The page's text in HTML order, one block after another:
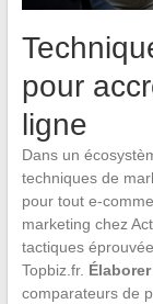
pour
ligne
Dans un
techniques de
pour tout e-
marketing chez
tactiques
Topbiz.fr.
comparateurs de